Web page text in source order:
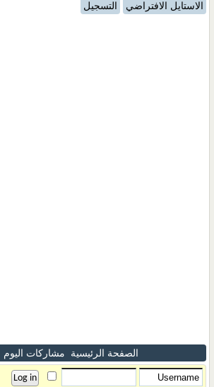
الاستايل الافتراضي
التسجيل
الصفحة الرئيسية مشاركات اليوم